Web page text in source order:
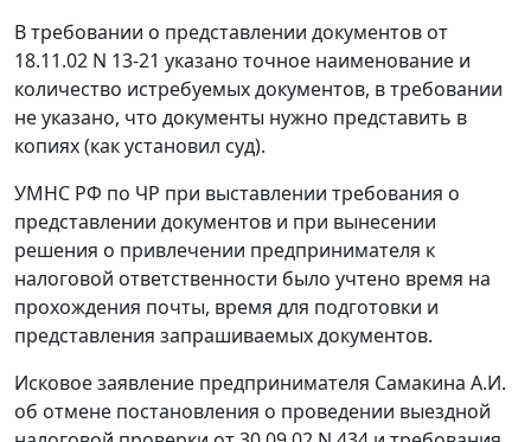
В требовании о представлении документов от
18.11.02 N 13-21 указано точное наименование и
количество истребуемых документов, в требовании
не указано, что документы нужно представить в
копиях (как установил суд).
УМНС РФ по ЧР при выставлении требования о
представлении документов и при вынесении
решения о привлечении предпринимателя к
налоговой ответственности было учтено время на
прохождения почты, время для подготовки и
представления запрашиваемых документов.
Исковое заявление предпринимателя Самакина А.И.
об отмене постановления о проведении выездной